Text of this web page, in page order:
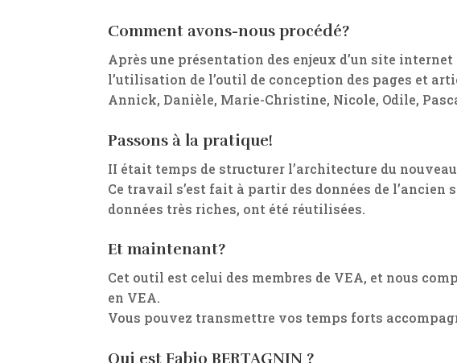
Comment avons-nous procédé?
Après une présentation des enjeux d’un site
l’utilisation de l’outil de conception des pages et
Annick, Danièle, Marie-Christine, Nicole, Odile,
Passons à la pratique!
II était temps de structurer l’architecture du
Ce travail s’est fait à partir des données de l’ancien
données très riches, ont été réutilisées.
Et maintenant?
Cet outil est celui des membres de VEA, et nous
en VEA.
Vous pouvez transmettre vos temps forts
Qui est Fabio BERTAGNIN ?